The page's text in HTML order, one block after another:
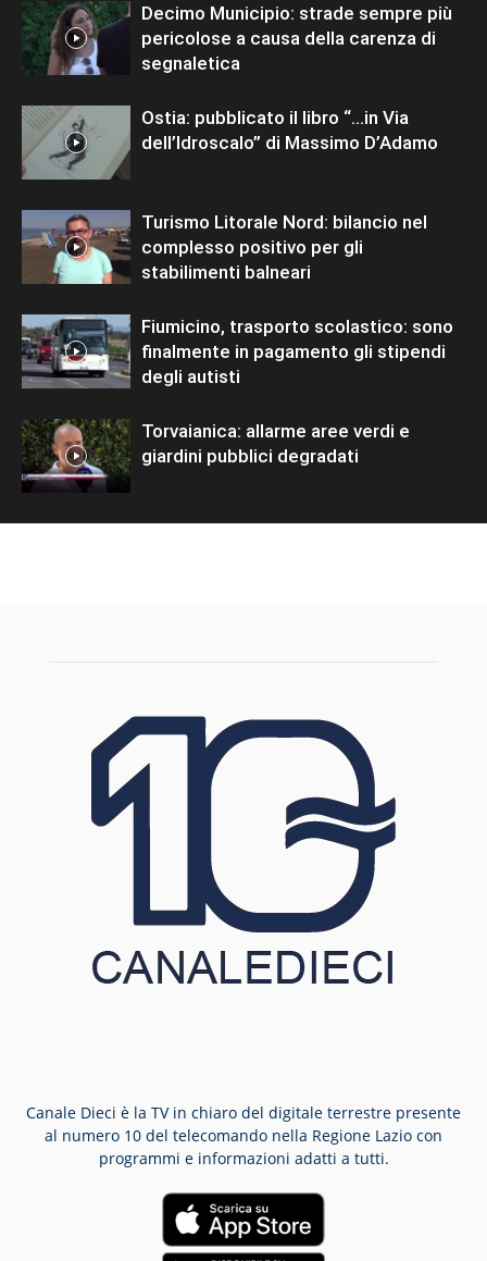
Decimo Municipio: strade sempre più
pericolose a causa della carenza di
segnaletica
Ostia: pubblicato il libro “…in Via
dell’Idroscalo” di Massimo D’Adamo
Turismo Litorale Nord: bilancio nel
complesso positivo per gli
stabilimenti balneari
Fiumicino, trasporto scolastico: sono
finalmente in pagamento gli stipendi
degli autisti
Torvaianica: allarme aree verdi e
giardini pubblici degradati
Canale Dieci è la TV in chiaro del digitale terrestre presente
al numero 10 del telecomando nella Regione Lazio con
programmi e informazioni adatti a tutti.